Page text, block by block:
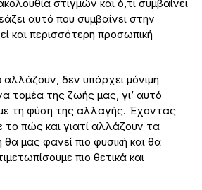
στιγμών και ό,τι συμβαίνει
αυτό που συμβαίνει στην
και περισσότερη προσωπική
δεν υπάρχει μόνιμη
τομέα της ζωής μας, γι’ αυτό
τη φύση της αλλαγής. Έχοντας
τοπώς καιγιατί αλλάζουν τα
μας φανεί πιο φυσική και θα
πιο θετικά και